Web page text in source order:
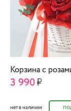
Корзина с
3 990
нет в наличии